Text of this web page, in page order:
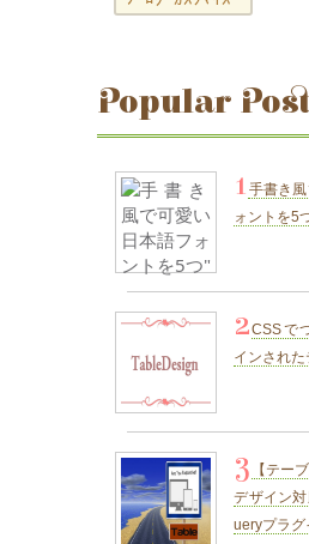
Popular
1 手書き
ォントを5
2CSSで
インされ
3
【テー
デザイン
ueryプラグ